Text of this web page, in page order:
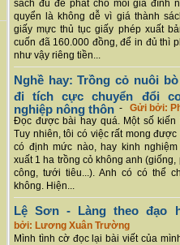
sách đủ để phát cho mỗi gia đình
quyển là không dễ vì giá thành
giấy mực thủ tục giấy phép xuất
cuốn đã 160.000 đồng, để in đủ thì
như vậy riêng tiền...
Nghề hay: Trồng cỏ nuôi
đi tích cực chuyển đổi
nghiệp nông thôn - Gửi bởi:
Đọc được bài hay quá. Một số kiến
Tuy nhiên, tôi có việc rất mong được
có định mức nào, hay kinh
xuất 1 ha trồng cỏ không anh (giống,
công, tưới tiêu...). Anh có có thể
không. Hiện...
Lệ Sơn - Làng theo đạo
bởi: Lương Xuân Trường
Mình tình cờ đọc lại bài viết của